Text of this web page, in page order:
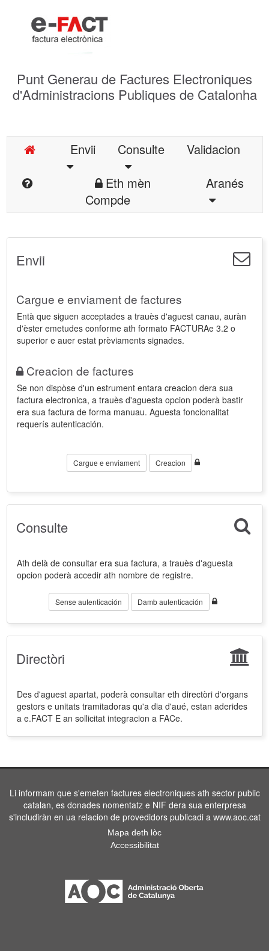
Punt Generau de Factures Electroniques
d'Administracions Publiques de Catalonha
Envii Consulte
Validacion
Eth mèn
Compde
Aranés
Envii
Cargue e enviament de factures
Entà que siguen acceptades a trauès d'aguest canau, auràn
d'èster emetudes conforme ath formato FACTURAe 3.2 o
superior e auer estat prèviaments signades.
Creacion de factures
Se non dispòse d'un estrument entara creacion dera sua
factura electronica, a trauès d'aguesta opcion poderà bastir
era sua factura de forma manuau. Aguesta foncionalitat
requerís autenticación.
Cargue e enviament Creacion
Consulte
Ath delà de consultar era sua factura, a trauès d'aguesta
opcion poderà accedir ath nombre de registre.
Sense autenticación Damb autenticación
Directòri
Des d'aguest apartat, poderà consultar eth directòri d'organs
gestors e unitats tramitadoras qu'a dia d'aué, estan aderides
a e.FACT E an sollicitat integracion a FACe.
Li informam que s'emeten factures electroniques ath sector public
catalan, es donades nomentatz e NIF dera sua enterpresa
s'includiràn en ua relacion de provedidors publicadi a www.aoc.cat
Mapa deth lòc
Accessibilitat